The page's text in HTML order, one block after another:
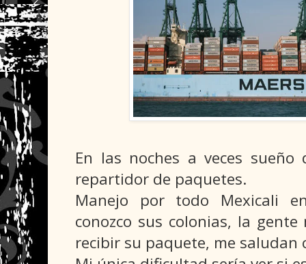
En las noches a veces
repartidor de paquetes.
Manejo por todo Mexicali
conozco sus colonias, la
recibir su paquete, me